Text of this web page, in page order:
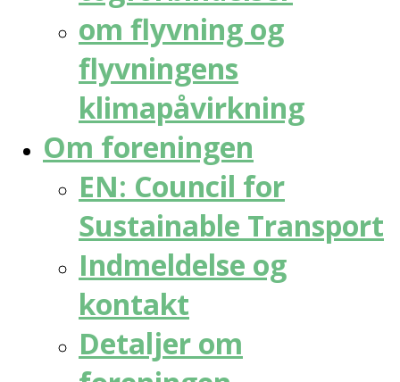
om flyvning og
flyvningens
klimapåvirkning
Om foreningen
EN: Council for
Sustainable Transport
Indmeldelse og
kontakt
Detaljer om